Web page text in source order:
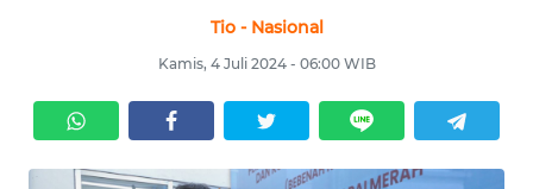
Tio - Nasional
Kamis, 4 Juli 2024 - 06:00 WIB
EKUIN